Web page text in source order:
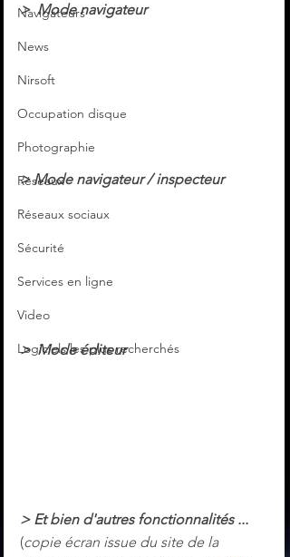
Navigateurs
News
Nirsoft
Occupation disque
Photographie
Réseaux
Réseaux sociaux
Sécurité
Services en ligne
Video
Logiciels les plus recherchés
>  Mode navigateur
> Mode navigateur / inspecteur
>  Mode éditeur
> Et bien d'autres fonctionnalités ...
(copie écran issue du site de la